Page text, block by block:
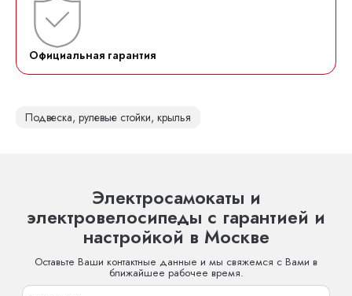
Официальная гарантия
Подвеска, рулевые стойки, крылья
Электросамокаты и
электровелосипеды с гарантией и
настройкой в Москве
Оставьте Ваши контактные данные и мы свяжемся с Вами в
ближайшее рабочее время.